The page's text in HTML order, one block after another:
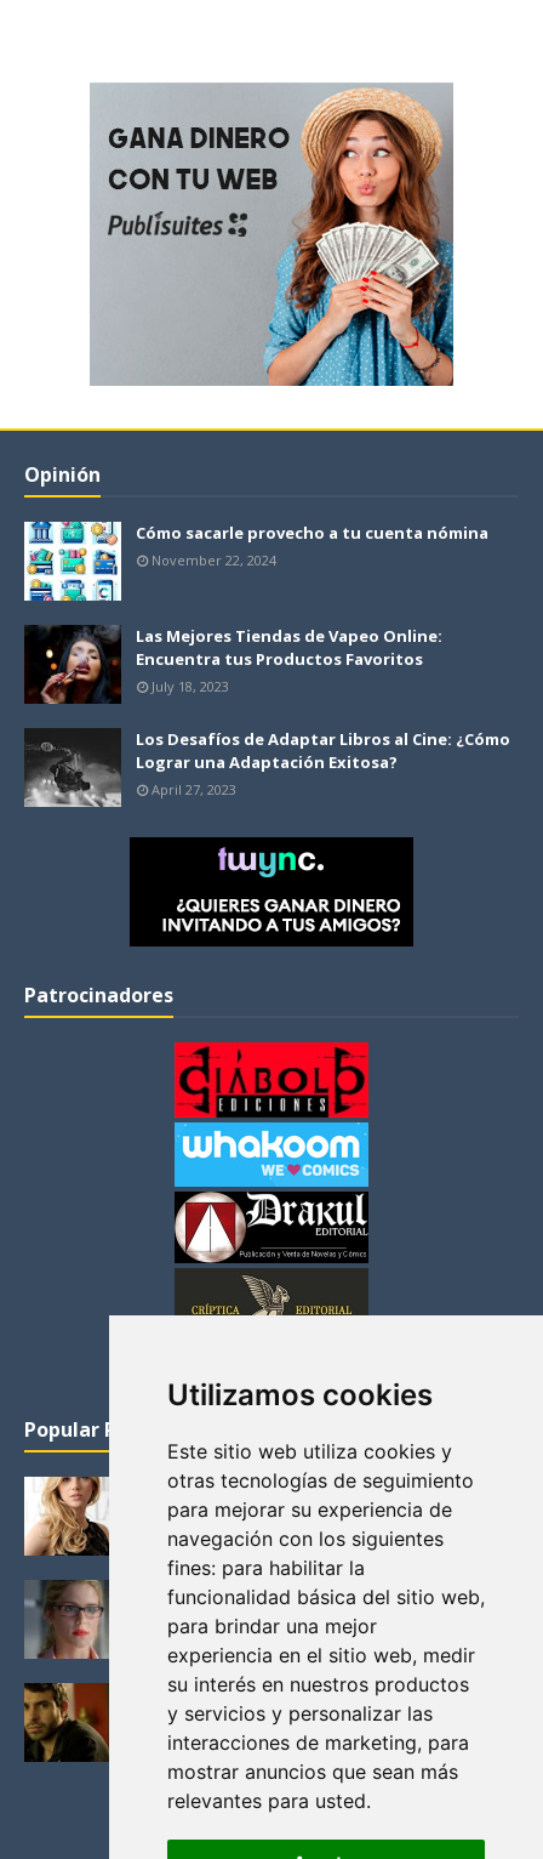
Utilizamos cookies
Este sitio web utiliza cookies y
otras tecnologías de seguimiento
para mejorar su experiencia de
navegación con los siguientes
fines: para habilitar la
funcionalidad básica del sitio web,
para brindar una mejor
experiencia en el sitio web, medir
su interés en nuestros productos
y servicios y personalizar las
interacciones de marketing, para
mostrar anuncios que sean más
relevantes para usted.
Opinión
Cómo sacarle provecho a tu cuenta nómina
November 22, 2024
Las Mejores Tiendas de Vapeo Online:
Encuentra tus Productos Favoritos
July 18, 2023
Los Desafíos de Adaptar Libros al Cine: ¿Cómo
Lograr una Adaptación Exitosa?
April 27, 2023
Patrocinadores
Popular Posts
KATHERYN WINNICK: LA ACTRIZ MAS GUAPA DE
VIKINGOS
Junio 14, 2013
FELICITY (EMILY BETT RICKARDS), LAS FOTOS
MAS BONITAS DE LA ALIADA DE ARROW
Noviembre 30, 2013
BLACK MIRROR: TODA TU HISTORIA. EPISODIO 3.
LA CRITICA
Mayo 17, 2012